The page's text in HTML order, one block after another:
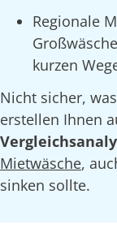
Regionale
kurzen
Nicht sicher,
erstellen Ihnen
Mietwäsche,
sinken sollte.